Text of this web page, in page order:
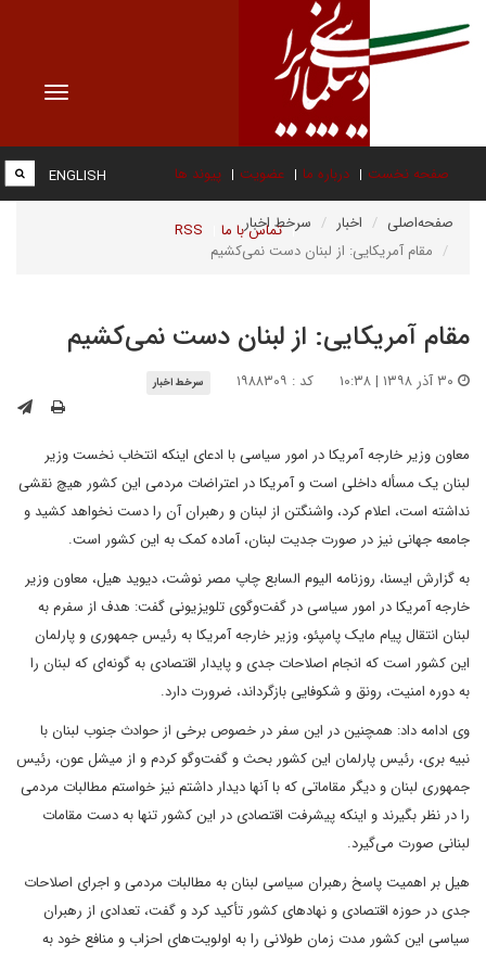
Toggle
صفحه نخست درباره ما عضویت پیوند ها
تماس با ما RSS
ENGLISH
صفحه‌اصلی اخبار
سرخط اخبار
مقام آمریکایی: از لبنان دست نمی‌کشیم
مقام آمریکایی: از لبنان دست نمی‌کشیم
کد : ۱۹۸۸۳۰۹ سرخط اخبار
معاون وزیر خارجه آمریکا در امور سیاسی با ادعای اینکه انتخاب نخست وزیر
لبنان یک مسأله داخلی است و آمریکا در اعتراضات مردمی این کشور هیچ نقشی
نداشته است، اعلام کرد، واشنگتن از لبنان و رهبران آن را دست نخواهد کشید و
جامعه جهانی نیز در صورت جدیت لبنان، آماده کمک به این کشور است.
به گزارش ایسنا، روزنامه الیوم السابع چاپ مصر نوشت، دیوید هیل، معاون وزیر
خارجه آمریکا در امور سیاسی در گفت‌وگوی تلویزیونی گفت: هدف از سفرم به
لبنان انتقال پیام مایک پامپئو، وزیر خارجه آمریکا به رئیس جمهوری و پارلمان
این کشور است که انجام اصلاحات جدی و پایدار اقتصادی به گونه‌ای که لبنان را
به دوره امنیت، رونق و شکوفایی بازگرداند، ضرورت دارد.
وی ادامه داد: همچنین در این سفر در خصوص برخی از حوادث جنوب لبنان با
نبیه بری، رئیس پارلمان این کشور بحث و گفت‌وگو کردم و از میشل عون، رئیس
جمهوری لبنان و دیگر مقاماتی که با آنها دیدار داشتم نیز خواستم مطالبات مردمی
را در نظر بگیرند و اینکه پیشرفت اقتصادی در این کشور تنها به دست مقامات
لبنانی صورت می‌گیرد.
هیل بر اهمیت پاسخ رهبران سیاسی لبنان به مطالبات مردمی و اجرای اصلاحات
جدی در حوزه اقتصادی و نهادهای کشور تأکید کرد و گفت، تعدادی از رهبران
سیاسی این کشور مدت زمان طولانی را به اولویت‌های احزاب و منافع خود به